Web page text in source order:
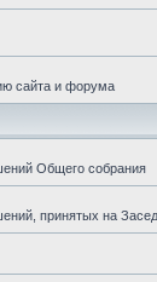
сайта и форума
Общего собрания
принятых на